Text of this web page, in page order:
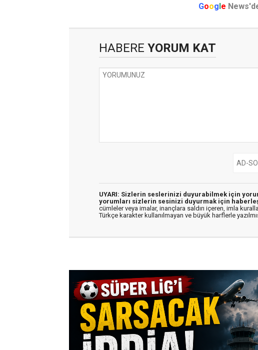
Google
HABERE YORUM KAT
UYARI: Sizlerin seslerinizi duyurabilmek için
yorumları sizlerin sesinizi duyurmak için
cümleler veya imalar, inançlara saldırı içeren, imla
Türkçe karakter kullanılmayan ve büyük harflerle